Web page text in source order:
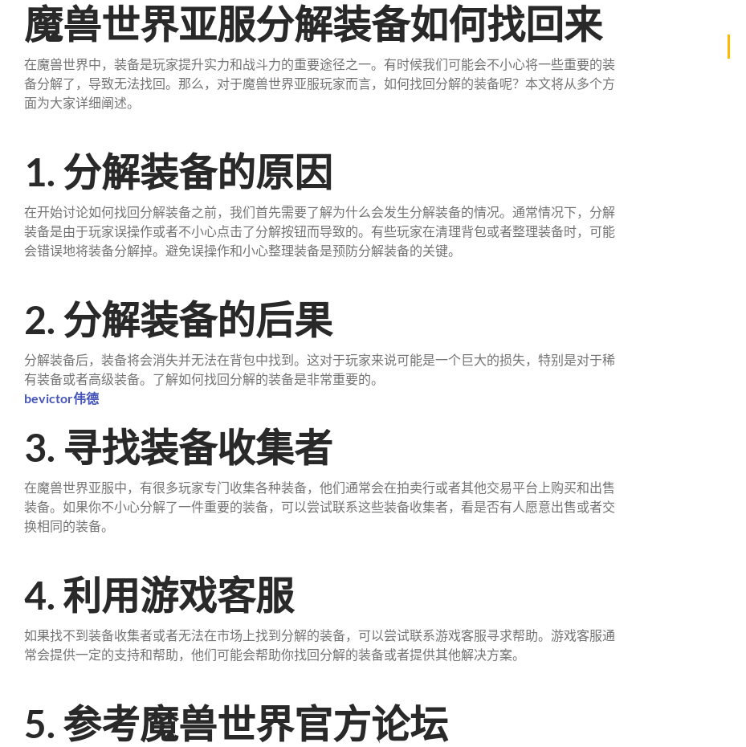
魔兽世界亚服分解装备如何找回来
在魔兽世界中，装备是玩家提升实力和战斗力的重要途径之一。有时候我们可能会不小心将一些重要的装
备分解了，导致无法找回。那么，对于魔兽世界亚服玩家而言，如何找回分解的装备呢？本文将从多个方
面为大家详细阐述。
1. 分解装备的原因
在开始讨论如何找回分解装备之前，我们首先需要了解为什么会发生分解装备的情况。通常情况下，分解
装备是由于玩家误操作或者不小心点击了分解按钮而导致的。有些玩家在清理背包或者整理装备时，可能
会错误地将装备分解掉。避免误操作和小心整理装备是预防分解装备的关键。
2. 分解装备的后果
分解装备后，装备将会消失并无法在背包中找到。这对于玩家来说可能是一个巨大的损失，特别是对于稀
有装备或者高级装备。了解如何找回分解的装备是非常重要的。
bevictor伟德
3. 寻找装备收集者
在魔兽世界亚服中，有很多玩家专门收集各种装备，他们通常会在拍卖行或者其他交易平台上购买和出售
装备。如果你不小心分解了一件重要的装备，可以尝试联系这些装备收集者，看是否有人愿意出售或者交
换相同的装备。
4. 利用游戏客服
如果找不到装备收集者或者无法在市场上找到分解的装备，可以尝试联系游戏客服寻求帮助。游戏客服通
常会提供一定的支持和帮助，他们可能会帮助你找回分解的装备或者提供其他解决方案。
5. 参考魔兽世界官方论坛